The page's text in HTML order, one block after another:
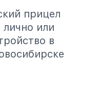
прицел
или
в